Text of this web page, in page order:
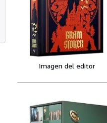
Imagen del editor